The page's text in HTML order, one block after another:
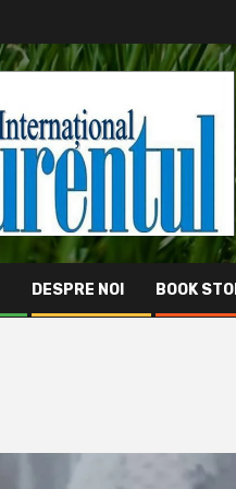
DESPRE NOI BOOK